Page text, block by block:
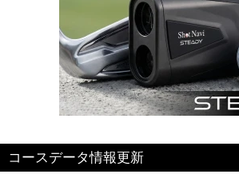
コースデータ情報更新